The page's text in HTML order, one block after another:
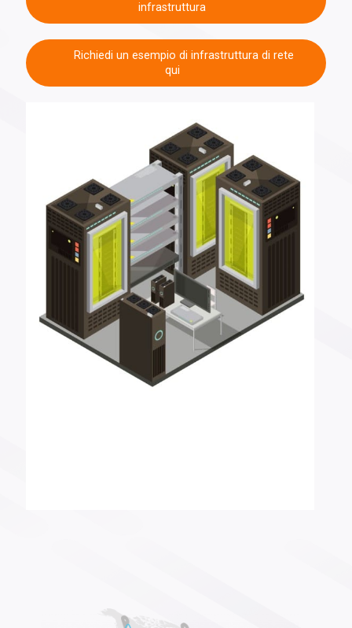
infrastruttura
Richiedi un esempio di infrastruttura di rete
qui